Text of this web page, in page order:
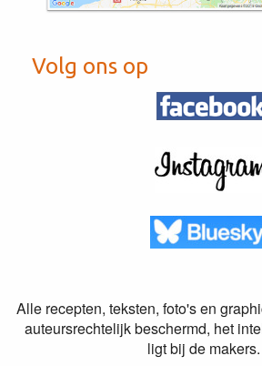
Volg ons op
Alle recepten, teksten, foto's en
auteursrechtelijk beschermd, het
ligt bij de makers.